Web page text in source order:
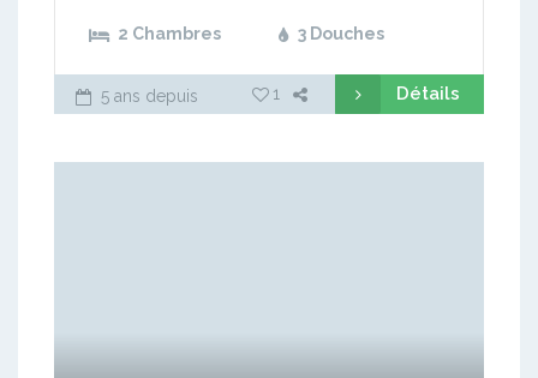
2 Chambres 3 Douches
5 ans depuis 1 Détails